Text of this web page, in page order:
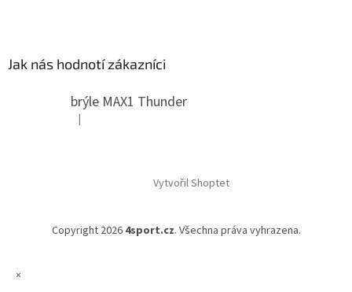
Jak nás hodnotí zákazníci
brýle MAX1 Thunder
Hodnocení produktu je 5 z 5 hvězdiček.
|
Vytvořil Shoptet
Copyright 2026 4sport.cz. Všechna práva vyhrazena.
×